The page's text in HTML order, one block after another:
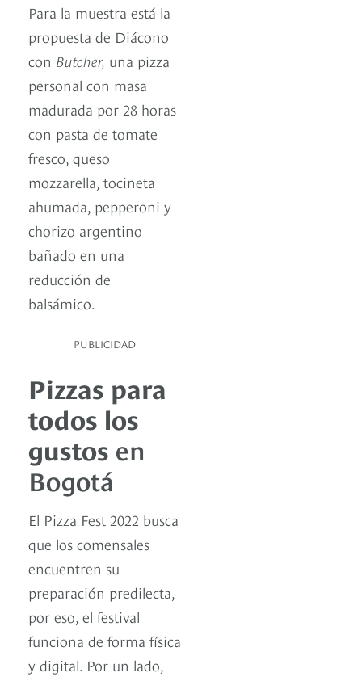
Para la muestra está la
propuesta de Diácono
con Butcher, una pizza
personal con masa
madurada por 28 horas
con pasta de tomate
fresco, queso
mozzarella, tocineta
ahumada, pepperoni y
chorizo argentino
bañado en una
reducción de
balsámico.
PUBLICIDAD
Pizzas para
todos los
gustos en
Bogotá
El Pizza Fest 2022 busca
que los comensales
encuentren su
preparación predilecta,
por eso, el festival
funciona de forma física
y digital. Por un lado,